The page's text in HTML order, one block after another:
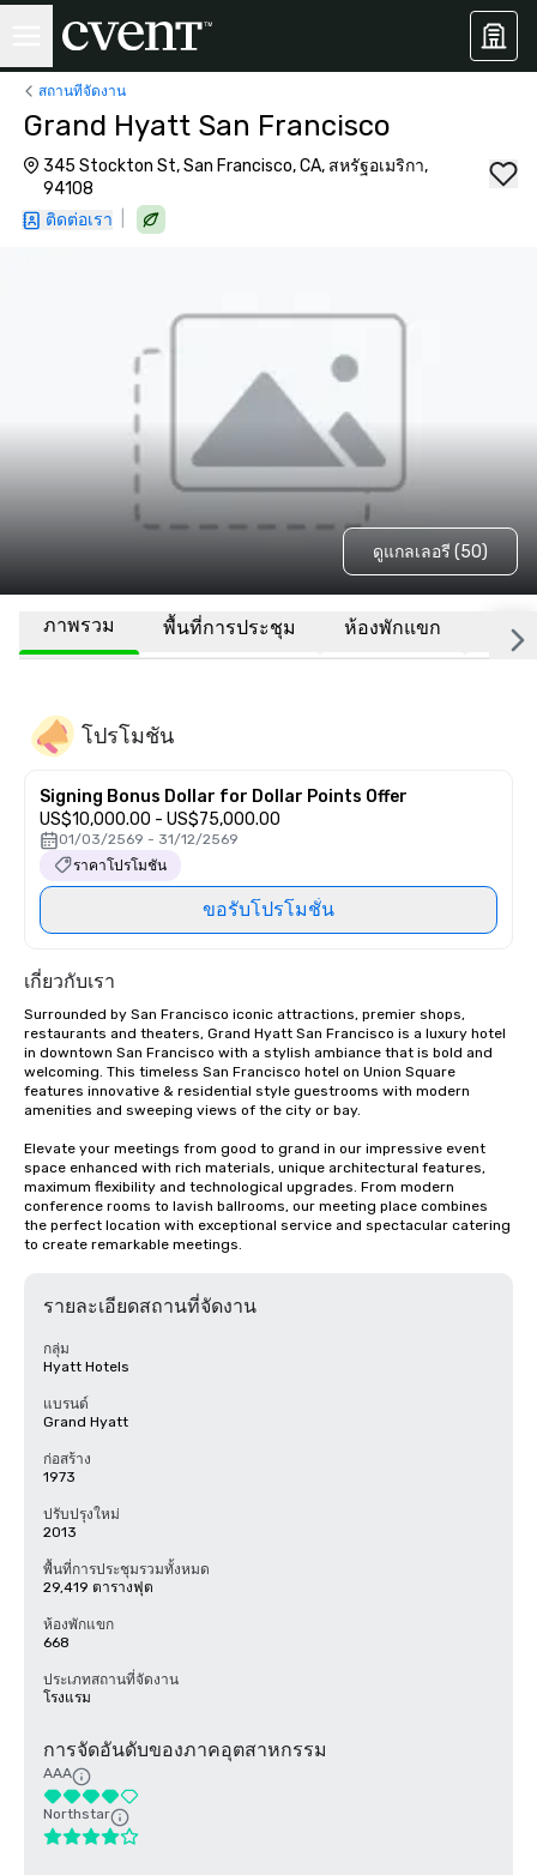
สถานที่จัดงาน
Grand Hyatt San Francisco
345 Stockton St, San Francisco, CA, สหรัฐอเมริกา,
94108
ติดต่อเรา
ดูแกลเลอรี (50)
ภาพรวม พื้นที่การประชุม ห้องพักแขก สถา
โปรโมชัน
Signing Bonus Dollar for Dollar Points Offer
US$10,000.00 - US$75,000.00
01/03/2569 - 31/12/2569
ราคาโปรโมชัน
ขอรับโปรโมชั่น
เกี่ยวกับเรา
Surrounded by San Francisco iconic attractions, premier shops,
restaurants and theaters, Grand Hyatt San Francisco is a luxury hotel
in downtown San Francisco with a stylish ambiance that is bold and
welcoming. This timeless San Francisco hotel on Union Square
features innovative & residential style guestrooms with modern
amenities and sweeping views of the city or bay.
Elevate your meetings from good to grand in our impressive event
space enhanced with rich materials, unique architectural features,
maximum flexibility and technological upgrades. From modern
conference rooms to lavish ballrooms, our meeting place combines
the perfect location with exceptional service and spectacular catering
to create remarkable meetings.
รายละเอียดสถานที่จัดงาน
กลุ่ม
Hyatt Hotels
แบรนด์
Grand Hyatt
ก่อสร้าง
1973
ปรับปรุงใหม่
2013
พื้นที่การประชุมรวมทั้งหมด
29,419 ตารางฟุต
ห้องพักแขก
668
ประเภทสถานที่จัดงาน
โรงแรม
การจัดอันดับของภาคอุตสาหกรรม
AAA
Northstar